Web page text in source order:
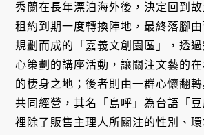
秀蘭在長年漂泊海外後，決定回到
租約到期一度轉換陣地，最終落腳
規劃而成的「嘉義文創園區」，透
心策劃的講座活動，讓關注文藝的
的棲身之地；後者則由一群心懷翻
共同經營，其名「島呼」為台語「
裡除了販售主理人所關注的性別、